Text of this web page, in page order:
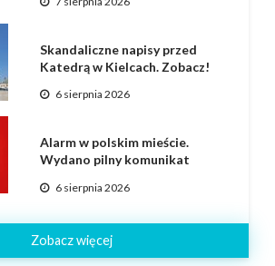
Skandaliczne napisy przed
Katedrą w Kielcach. Zobacz!
6 sierpnia 2026
Alarm w polskim mieście.
Wydano pilny komunikat
6 sierpnia 2026
Zobacz więcej